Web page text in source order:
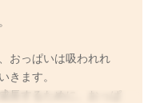
おっぱいは吸われれ
きます。
長するために、おっぱ